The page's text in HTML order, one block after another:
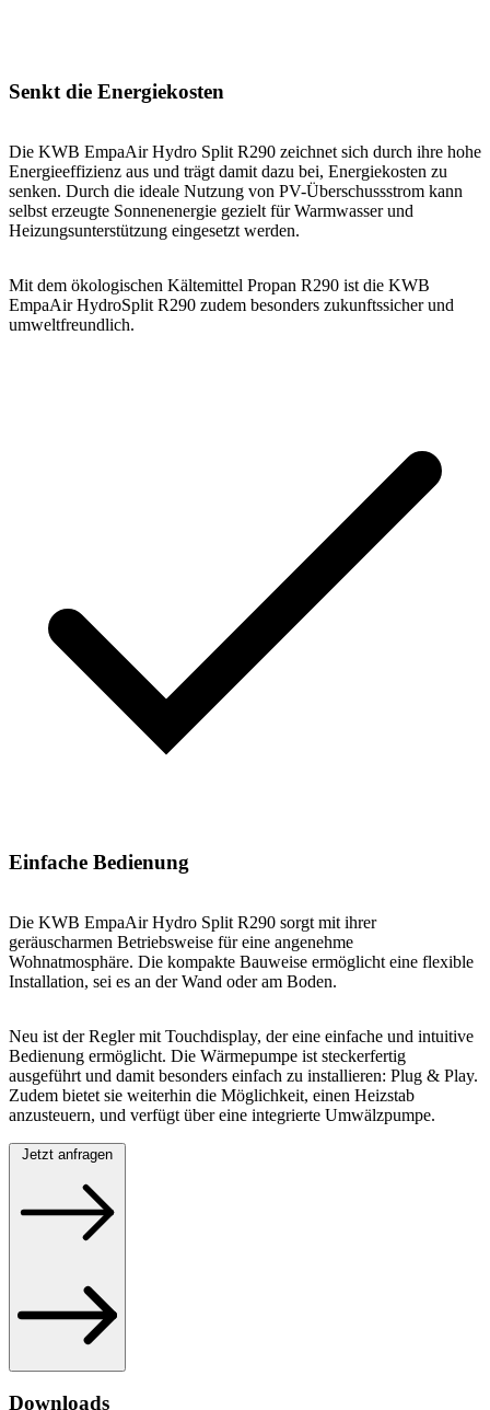
Senkt die Energiekosten
Die KWB EmpaAir Hydro Split R290 zeichnet sich durch ihre hohe
Energieeffizienz aus und trägt damit dazu bei, Energiekosten zu
senken. Durch die ideale Nutzung von PV-Überschussstrom kann
selbst erzeugte Sonnenenergie gezielt für Warmwasser und
Heizungsunterstützung eingesetzt werden.
Mit dem ökologischen Kältemittel Propan R290 ist die KWB
EmpaAir HydroSplit R290 zudem besonders zukunftssicher und
umweltfreundlich.
Einfache Bedienung
Die KWB EmpaAir Hydro Split R290 sorgt mit ihrer
geräuscharmen Betriebsweise für eine angenehme
Wohnatmosphäre. Die kompakte Bauweise ermöglicht eine flexible
Installation, sei es an der Wand oder am Boden.
Neu ist der Regler mit Touchdisplay, der eine einfache und intuitive
Bedienung ermöglicht. Die Wärmepumpe ist steckerfertig
ausgeführt und damit besonders einfach zu installieren: Plug & Play.
Zudem bietet sie weiterhin die Möglichkeit, einen Heizstab
anzusteuern, und verfügt über eine integrierte Umwälzpumpe.
Jetzt anfragen
Downloads